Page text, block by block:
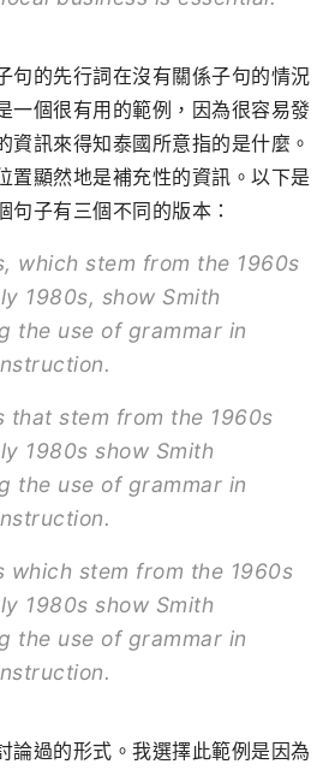
句的先行詞在沒有關係子句的情況
一個很有用的範例，因為很容易發
資訊來得知泰國所意指的是什麼。
置顯然地是補充性的資訊。以下是
句子有三個不同的版本：
which stem from the 1960s
1980s, show Smith
the use of grammar in
that stem from the 1960s
1980s show Smith
the use of grammar in
which stem from the 1960s
1980s show Smith
the use of grammar in
論過的形式。我選擇此範例是因為